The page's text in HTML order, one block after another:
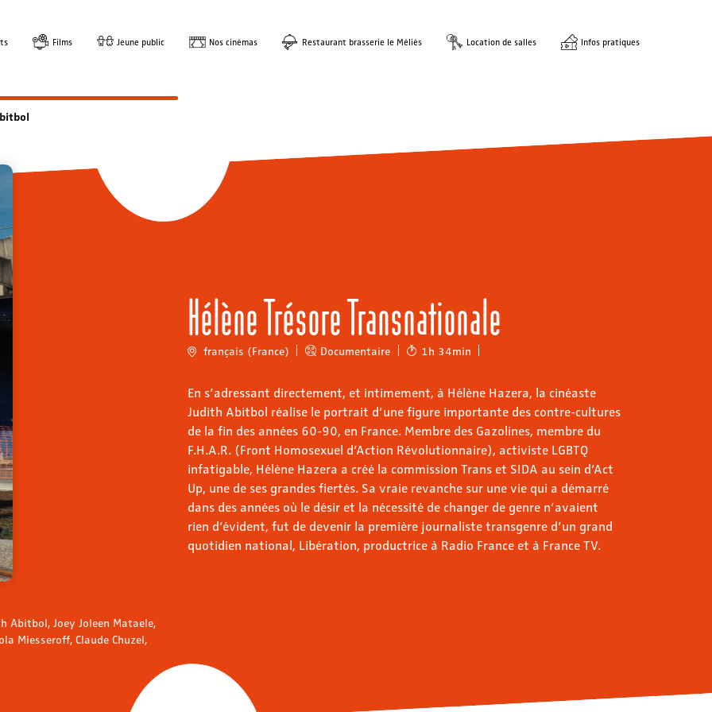
Films Jeune public Nos cinémas Restaurant brasserie le Méliès Location de salles Infos pratiques
Abitbol, Joey Joleen Mataele,
Miesseroff, Claude Chuzel,
Hélène Trésore Transnationale
français (France) Documentaire 1h 34min
En s’adressant directement, et intimement, à Hélène Hazera, la cinéaste
Judith Abitbol réalise le portrait d’une figure importante des contre-cultures
de la fin des années 60-90, en France. Membre des Gazolines, membre du
F.H.A.R. (Front Homosexuel d’Action Révolutionnaire), activiste LGBTQ
infatigable, Hélène Hazera a créé la commission Trans et SIDA au sein d’Act
Up, une de ses grandes fiertés. Sa vraie revanche sur une vie qui a démarré
dans des années où le désir et la nécessité de changer de genre n’avaient
rien d’évident, fut de devenir la première journaliste transgenre d’un grand
quotidien national, Libération, productrice à Radio France et à France TV.